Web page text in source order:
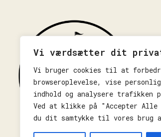
Vi værdsætter dit
Vi bruger cookies til at
browseroplevelse, vise
indhold og analysere trafikken
Ved at klikke på "Accepter Alle
du dit samtykke til vores brug